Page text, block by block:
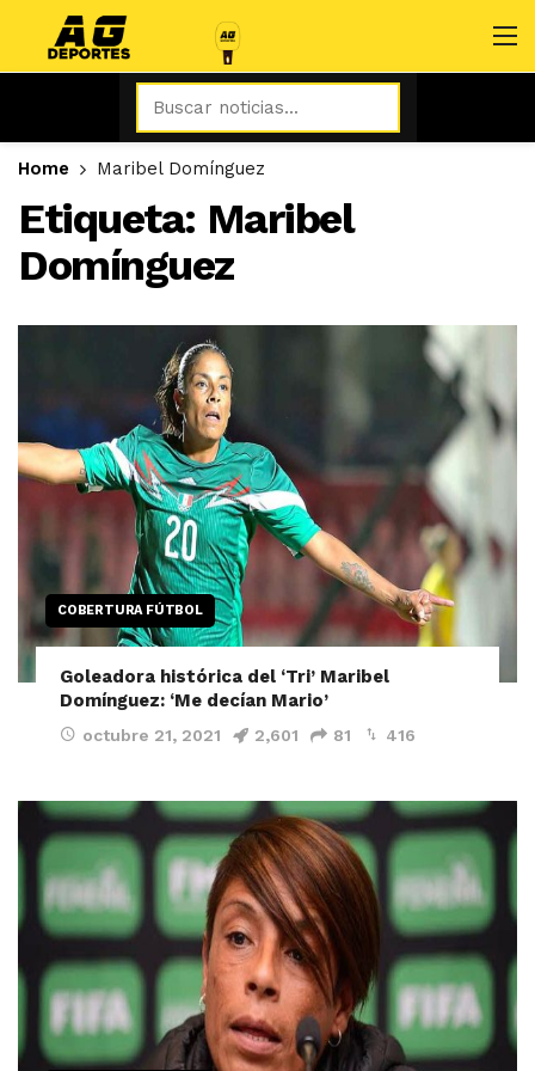
Home Maribel Domínguez
Etiqueta: Maribel
Domínguez
COBERTURA FÚTBOL
Goleadora histórica del ‘Tri’ Maribel
Domínguez: ‘Me decían Mario’
octubre 21, 2021 2,601 81 416